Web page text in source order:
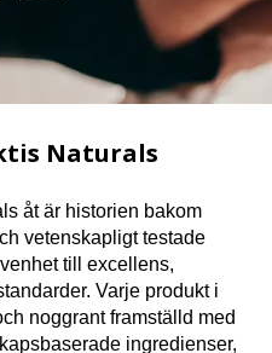
Naturals
åt är historien bakom
vetenskapligt testade
till excellens,
Varje produkt i
noggrant framställd med
ingredienser,